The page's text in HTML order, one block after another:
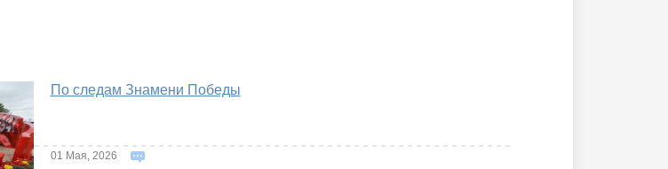
По следам Знамени Победы
01 Мая, 2026